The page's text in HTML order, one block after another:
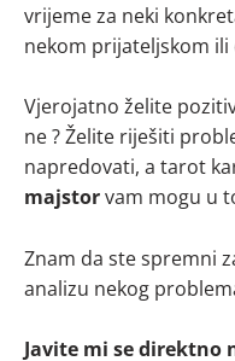
vrijeme za neki
nekom prijateljskom
Vjerojatno želite
ne ? Želite riješiti
napredovati, a tarot
majstorvam mogu u
Znam da ste spremni
analizu nekog
Javite mi se direktno